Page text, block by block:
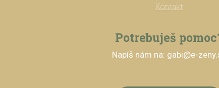
Kontakt
Potrebuješ
Napíš nám na: gabi@e-